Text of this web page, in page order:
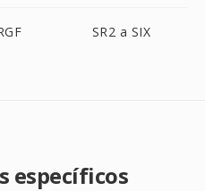
SR2 a SIX
específicos